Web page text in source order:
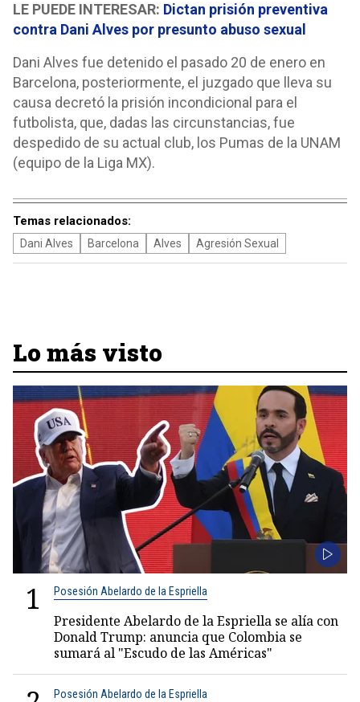
LE PUEDE INTERESAR: Dictan prisión preventiva
contra Dani Alves por presunto abuso sexual
Dani Alves fue detenido el pasado 20 de enero en
Barcelona, posteriormente, el juzgado que lleva su
causa decretó la prisión incondicional para el
futbolista, que, dadas las circunstancias, fue
despedido de su actual club, los Pumas de la UNAM
(equipo de la Liga MX).
Temas relacionados:
Dani Alves Barcelona Alves Agresión Sexual
Lo más visto
1 Posesión Abelardo de la Espriella
Presidente Abelardo de la Espriella se alía con
Donald Trump: anuncia que Colombia se
sumará al "Escudo de las Américas"
Posesión Abelardo de la Espriella